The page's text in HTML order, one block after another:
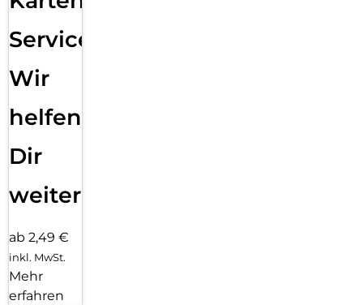
Service:
Wir
helfen
Dir
weiter
ab 2,49 €
inkl. MwSt.
Mehr
erfahren